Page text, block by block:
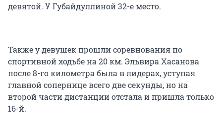
девятой. У Губайдуллиной 32-е место.
Также у девушек прошли соревнования по
спортивной ходьбе на 20 км. Эльвира Хасанова
после 8-го километра была в лидерах, уступая
главной сопернице всего две секунды, но на
второй части дистанции отстала и пришла только
16-й.